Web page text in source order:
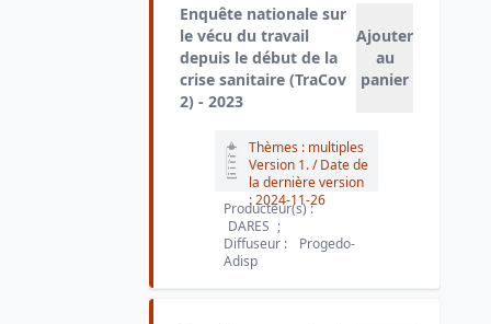
Enquête nationale sur
le vécu du travail
depuis le début de la
crise sanitaire (TraCov
2) - 2023
Ajouter
au
panier
Thèmes : multiples
Version 1./ Date de
la dernière version
:2024-11-26
Producteur(s) :
DARES ;
Diffuseur :
Progedo-
Adisp